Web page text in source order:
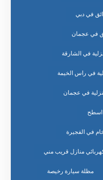
في دبي
في عجمان
في الشارقة
في راس الخيمة
في عجمان
في الفجيرة
منازل قريب مني
مظلة سيارة رخيصة